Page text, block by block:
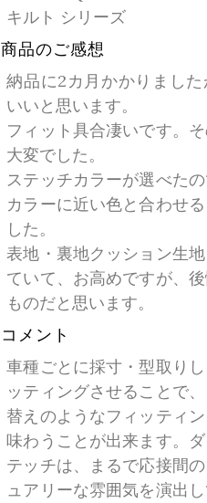
キルト シリーズ
商品のご感想
納品に2カ月かかりまし
いいと思います。
フィット具合凄いです。
大変でした。
ステッチカラーが選べた
カラーに近い色と合わせ
した。
表地・裏地クッション生
ていて、お高めですが、
ものだと思います。
コメント
車種ごとに採寸・型取り
ッティングさせることで
替えのようなフィッティ
味わうことが出来ます。
テッチは、まるで応接間
ュアリーな雰囲気を演出し